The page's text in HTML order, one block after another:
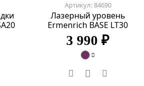
Артикул: 84690
Лазерный уровень
Ermenrich BASE LT30
3 990 ₽